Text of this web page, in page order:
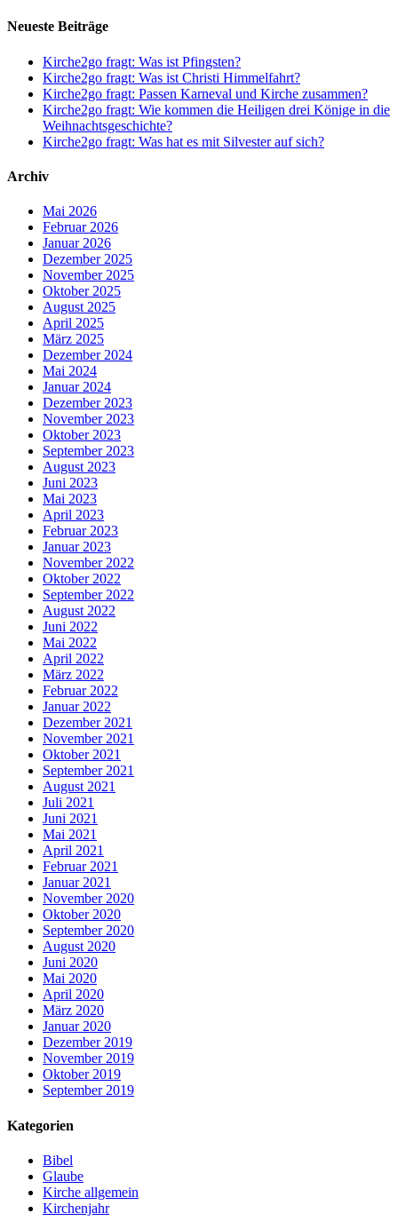
Neueste Beiträge
Kirche2go fragt: Was ist Pfingsten?
Kirche2go fragt: Was ist Christi Himmelfahrt?
Kirche2go fragt: Passen Karneval und Kirche zusammen?
Kirche2go fragt: Wie kommen die Heiligen drei Könige in die
Weihnachtsgeschichte?
Kirche2go fragt: Was hat es mit Silvester auf sich?
Archiv
Mai 2026
Februar 2026
Januar 2026
Dezember 2025
November 2025
Oktober 2025
August 2025
April 2025
März 2025
Dezember 2024
Mai 2024
Januar 2024
Dezember 2023
November 2023
Oktober 2023
September 2023
August 2023
Juni 2023
Mai 2023
April 2023
Februar 2023
Januar 2023
November 2022
Oktober 2022
September 2022
August 2022
Juni 2022
Mai 2022
April 2022
März 2022
Februar 2022
Januar 2022
Dezember 2021
November 2021
Oktober 2021
September 2021
August 2021
Juli 2021
Juni 2021
Mai 2021
April 2021
Februar 2021
Januar 2021
November 2020
Oktober 2020
September 2020
August 2020
Juni 2020
Mai 2020
April 2020
März 2020
Januar 2020
Dezember 2019
November 2019
Oktober 2019
September 2019
Kategorien
Bibel
Glaube
Kirche allgemein
Kirchenjahr